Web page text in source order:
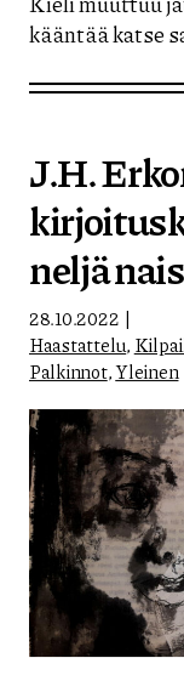
kääntää katse
J.H.
neljä
28.10.2022
Haastattelu,
Palkinnot,Yleinen